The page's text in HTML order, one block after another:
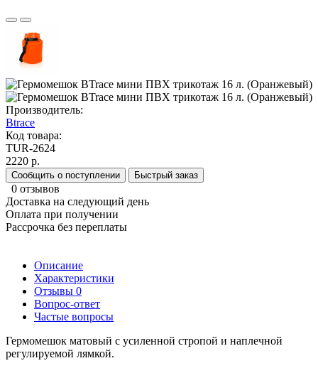
Производитель:
Btrace
Код товара:
TUR-2624
2220 р.
Сообщить о поступлении Быстрый заказ
0 отзывов
Доставка на следующий день
Оплата при получении
Рассрочка без переплаты
Описание
Характеристики
Отзывы 0
Вопрос-ответ
Частые вопросы
Гермомешок матовый с усиленной стропой и наплечной
регулируемой лямкой.